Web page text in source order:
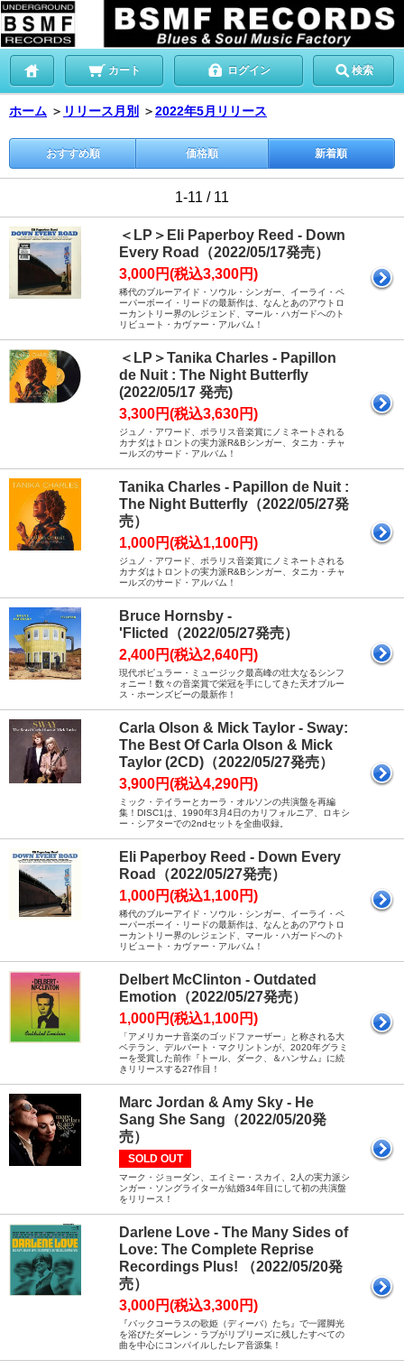
カート ログイン 検索
ホーム ＞ リリース月別 ＞2022年5月リリース
おすすめ順 価格順 新着順
1-11 / 11
＜LP＞Eli Paperboy Reed - Down
Every Road（2022/05/17発売）
3,000円(税込3,300円)
稀代のブルーアイド・ソウル・シンガー、イーライ・ペ
ーパーボーイ・リードの最新作は、なんとあのアウトロ
ーカントリー界のレジェンド、マール・ハガードへのト
リビュート・カヴァー・アルバム！
＜LP＞Tanika Charles - Papillon
de Nuit : The Night Butterfly
(2022/05/17 発売)
3,300円(税込3,630円)
ジュノ・アワード、ポラリス音楽賞にノミネートされる
カナダはトロントの実力派R&Bシンガー、タニカ・チャ
ールズのサード・アルバム！
Tanika Charles - Papillon de Nuit :
The Night Butterfly（2022/05/27発
売）
1,000円(税込1,100円)
ジュノ・アワード、ポラリス音楽賞にノミネートされる
カナダはトロントの実力派R&Bシンガー、タニカ・チャ
ールズのサード・アルバム！
Bruce Hornsby -
'Flicted（2022/05/27発売）
2,400円(税込2,640円)
現代ポピュラー・ミュージック最高峰の壮大なるシンフ
ォニー！数々の音楽賞で栄冠を手にしてきた天才ブルー
ス・ホーンズビーの最新作！
Carla Olson & Mick Taylor - Sway:
The Best Of Carla Olson & Mick
Taylor (2CD)（2022/05/27発売）
3,900円(税込4,290円)
ミック・テイラーとカーラ・オルソンの共演盤を再編
集！DISC1は、1990年3月4日のカリフォルニア、ロキシ
ー・シアターでの2ndセットを全曲収録。
Eli Paperboy Reed - Down Every
Road（2022/05/27発売）
1,000円(税込1,100円)
稀代のブルーアイド・ソウル・シンガー、イーライ・ペ
ーパーボーイ・リードの最新作は、なんとあのアウトロ
ーカントリー界のレジェンド、マール・ハガードへのト
リビュート・カヴァー・アルバム！
Delbert McClinton - Outdated
Emotion（2022/05/27発売）
1,000円(税込1,100円)
「アメリカーナ音楽のゴッドファーザー」と称される大
ベテラン、デルバート・マクリントンが、2020年グラミ
ーを受賞した前作『トール、ダーク、＆ハンサム』に続
きリリースする27作目！
Marc Jordan & Amy Sky - He
Sang She Sang（2022/05/20発
売）
SOLD OUT
マーク・ジョーダン、エイミー・スカイ、2人の実力派シ
ンガー・ソングライターが結婚34年目にして初の共演盤
をリリース！
Darlene Love - The Many Sides of
Love: The Complete Reprise
Recordings Plus! （2022/05/20発
売）
3,000円(税込3,300円)
『バックコーラスの歌姫（ディーバ）たち』で一躍脚光
を浴びたダーレン・ラブがリプリーズに残したすべての
曲を中心にコンパイルしたレア音源集！